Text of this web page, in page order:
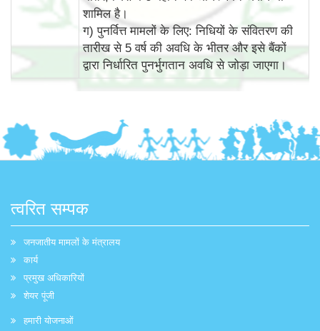
शामिल है।
ग) पुनर्वित्त मामलों के लिए: निधियों के संवितरण की
तारीख से 5 वर्ष की अवधि के भीतर और इसे बैंकों
द्वारा निर्धारित पुनर्भुगतान अवधि से जोड़ा जाएगा।
त्वरित सम्पक
जनजातीय मामलों के मंत्रालय
कार्य
प्रमुख अधिकारियों
शेयर पूंजी
हमारी योजनाओं